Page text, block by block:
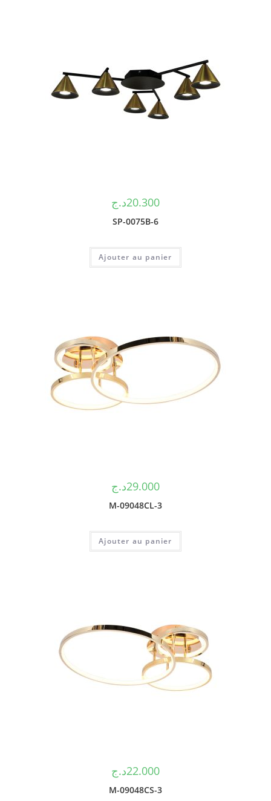
20.300د.ج
SP-0075B-6
Ajouter au panier
29.000د.ج
M-09048CL-3
Ajouter au panier
22.000د.ج
M-09048CS-3